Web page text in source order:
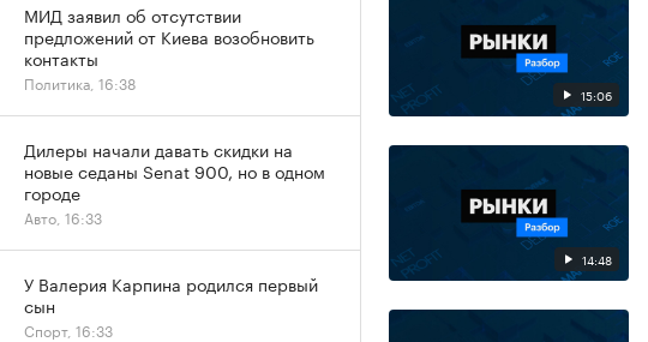
15:06
14:48
МИД заявил об отсутствии
предложений от Киева возобновить
контакты
Политика, 16:38
Дилеры начали давать скидки на
новые седаны Senat 900, но в одном
городе
Авто, 16:33
У Валерия Карпина родился первый
сын
Спорт, 16:33